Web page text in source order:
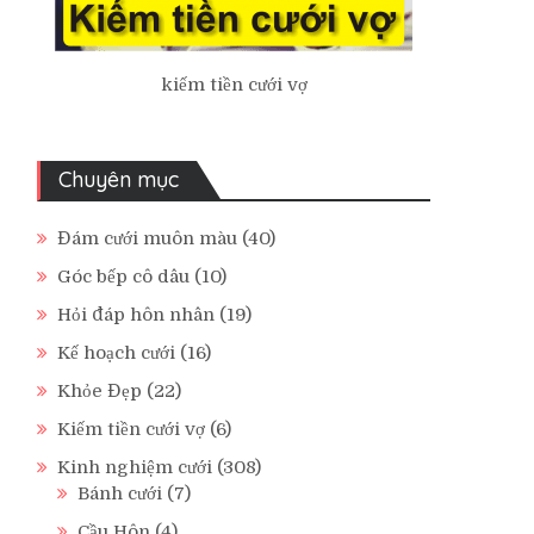
kiếm tiền cưới vợ
Chuyên mục
Đám cưới muôn màu (40)
Góc bếp cô dâu (10)
Hỏi đáp hôn nhân (19)
Kế hoạch cưới (16)
Khỏe Đẹp (22)
Kiếm tiền cưới vợ (6)
Kinh nghiệm cưới (308)
Bánh cưới (7)